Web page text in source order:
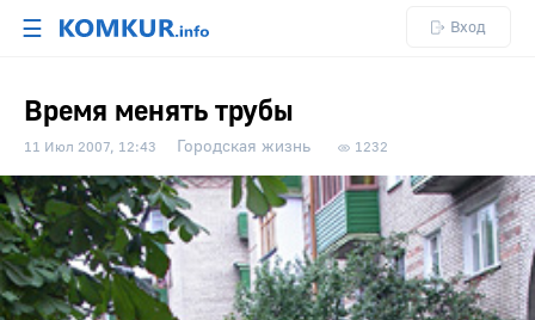
☰ Вход
Время менять трубы
11 Июл 2007, 12:43 Городская жизнь 1232